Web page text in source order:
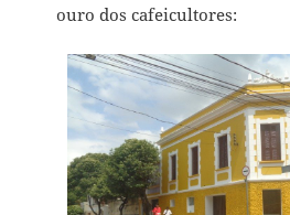
ouro dos cafeicultores: